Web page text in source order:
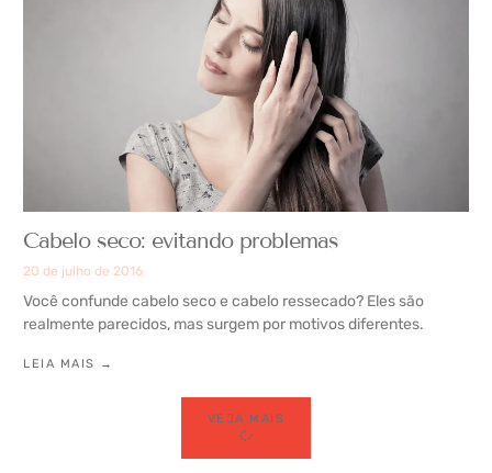
Cabelo seco: evitando problemas
20 de julho de 2016
Você confunde cabelo seco e cabelo ressecado? Eles são
realmente parecidos, mas surgem por motivos diferentes.
LEIA MAIS →
VEJA MAIS